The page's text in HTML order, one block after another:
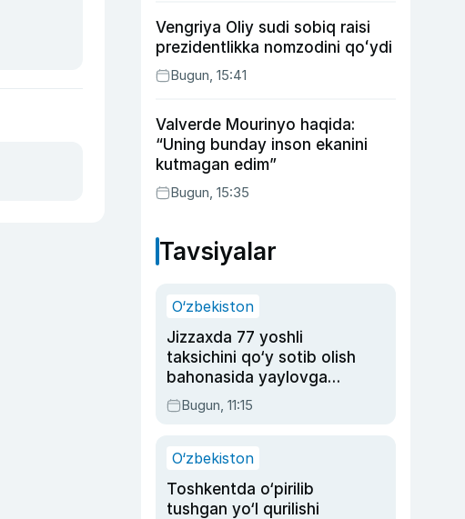
Vengriya Oliy sudi sobiq raisi
prezidentlikka nomzodini qoʻydi
Bugun, 15:41
Valverde Mourinyo haqida:
“Uning bunday inson ekanini
kutmagan edim”
Bugun, 15:35
Tavsiyalar
O‘zbekiston
Jizzaxda 77 yoshli
taksichini qo‘y sotib olish
bahonasida yaylovga
olib borib o‘ldirgan yigit
20 yilga qamaldi
Bugun, 11:15
O‘zbekiston
Toshkentda o‘pirilib
tushgan yo‘l qurilishi